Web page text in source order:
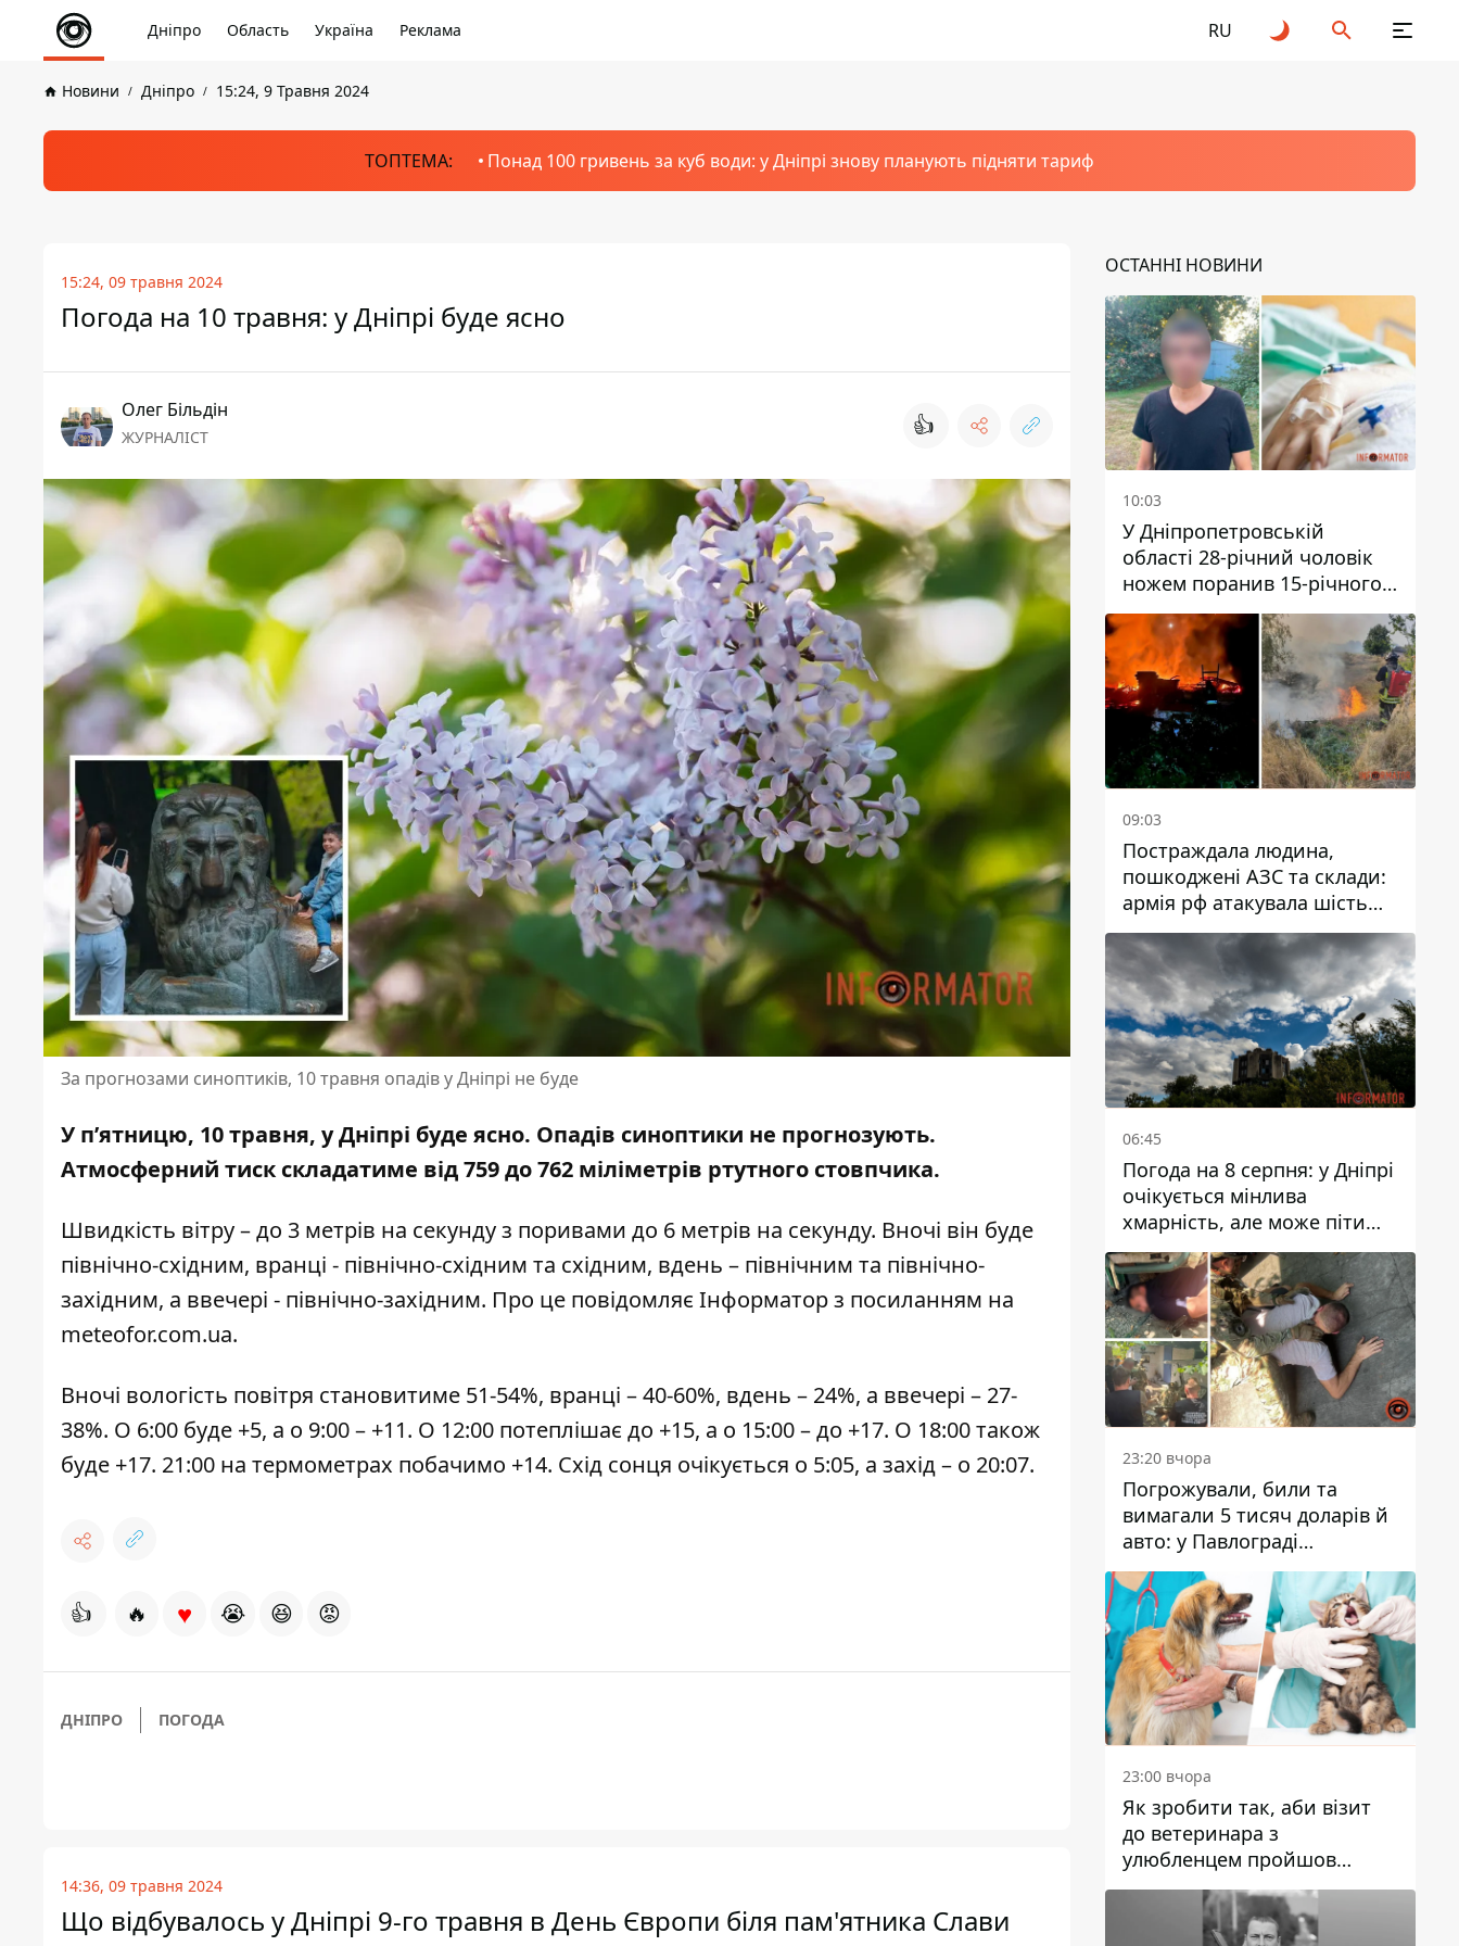
Дніпро Область Україна Реклама RU
Новини Дніпро 15:24, 9 Травня 2024
ТОПТЕМА: Понад 100 гривень за куб води: у Дніпрі знову планують підняти тариф
15:24, 09 травня 2024
Погода на 10 травня: у Дніпрі буде ясно
Олег Більдін
ЖУРНАЛІСТ 👍
За прогнозами синоптиків, 10 травня опадів у Дніпрі не буде
У п’ятницю, 10 травня, у Дніпрі буде ясно. Опадів синоптики не прогнозують.
Атмосферний тиск складатиме від 759 до 762 міліметрів ртутного стовпчика.
Швидкість вітру – до 3 метрів на секунду з поривами до 6 метрів на секунду. Вночі він буде
північно-східним, вранці - північно-східним та східним, вдень – північним та північно-
західним, а ввечері - північно-західним. Про це повідомляє Інформатор з посиланням на
meteofor.com.ua.
Вночі вологість повітря становитиме 51-54%, вранці – 40-60%, вдень – 24%, а ввечері – 27-
38%. О 6:00 буде +5, а о 9:00 – +11. О 12:00 потеплішає до +15, а о 15:00 – до +17. О 18:00 також
буде +17. 21:00 на термометрах побачимо +14. Схід сонця очікується о 5:05, а захід – о 20:07.
👍 🔥 ♥ 😭 😆 😡
ДНІПРО ПОГОДА
14:36, 09 травня 2024
Що відбувалось у Дніпрі 9-го травня в День Європи біля пам'ятника Слави
ОСТАННІ НОВИНИ
10:03
У Дніпропетровській
області 28-річний чоловік
ножем поранив 15-річного
хлопця
09:03
Постраждала людина,
пошкоджені АЗС та склади:
армія рф атакувала шість
районів Дніпропетровської
області
06:45
Погода на 8 серпня: у Дніпрі
очікується мінлива
хмарність, але може піти
дощ
23:20 вчора
Погрожували, били та
вимагали 5 тисяч доларів й
авто: у Павлограді
затримали двох чоловіків
23:00 вчора
Як зробити так, аби візит
до ветеринара з
улюбленцем пройшов
спокійно: прості поради